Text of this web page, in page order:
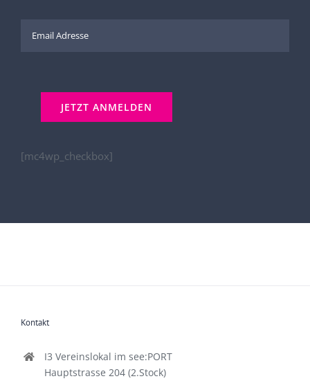
[mc4wp_checkbox]
Kontakt
I3 Vereinslokal im see:PORT
Hauptstrasse 204 (2.Stock)